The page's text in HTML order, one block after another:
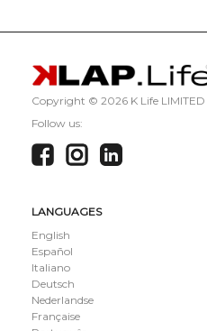
Copyright © 2026 K Life LIMITED
Follow us:
LANGUAGES
English
Español
Italiano
Deutsch
Nederlandse
Française